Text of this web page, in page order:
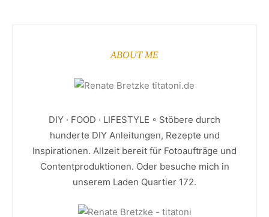
ABOUT ME
DIY · FOOD · LIFESTYLE ◦ Stöbere durch
hunderte DIY Anleitungen, Rezepte und
Inspirationen. Allzeit bereit für Fotoaufträge und
Contentproduktionen. Oder besuche mich in
unserem Laden Quartier 172.